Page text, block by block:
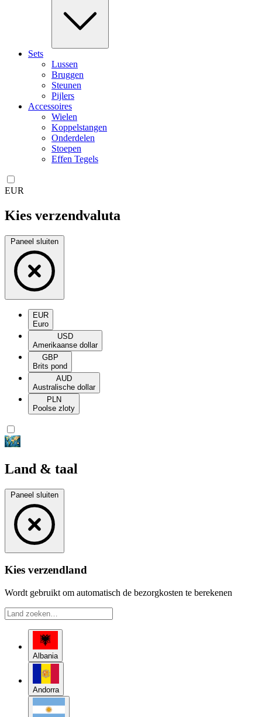
Sets
Lussen
Bruggen
Steunen
Pijlers
Accessoires
Wielen
Koppelstangen
Onderdelen
Stoepen
Effen Tegels
EUR
Kies verzendvaluta
Paneel sluiten
EUR
Euro
USD
Amerikaanse dollar
GBP
Brits pond
AUD
Australische dollar
PLN
Poolse zloty
Land & taal
Paneel sluiten
Kies verzendland
Wordt gebruikt om automatisch de bezorgkosten te berekenen
Albania
Andorra